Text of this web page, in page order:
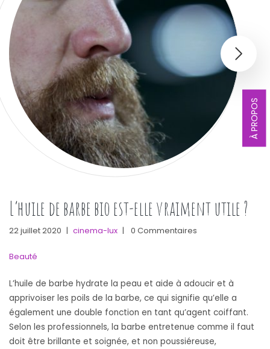
À PROPOS
L’huile de barbe bio est-elle vraiment utile ?
22 juillet 2020 | cinema-lux | 0 Commentaires
Beauté
L’huile de barbe hydrate la peau et aide à adoucir et à
apprivoiser les poils de la barbe, ce qui signifie qu’elle a
également une double fonction en tant qu’agent coiffant.
Selon les professionnels, la barbe entretenue comme il faut
doit être brillante et soignée, et non poussiéreuse,